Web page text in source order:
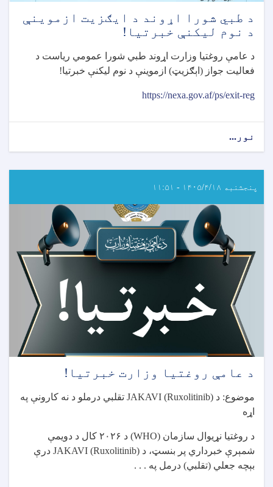
د طبي شورا اړوند د ایګزیت ازموینې
د نوم لیکنې خبرتیا!
د عامې روغتیا وزارت اړوند طبي شورا عمومي رياست د
فعاليت جواز (اېګزيټ) ازموينې د نوم ليکنې خبرتيا!
https://nexa.gov.af/ps/exit-reg
نور...
شورا
اړوند
ایګزیت
ازموینې
د
نوم
لیکنې
پنجشنبه ۱۴۰۵/۴/۱۸ - ۱۱:۵۱
د عامې روغتیا وزارت خبرتیا!
موضوع: د JAKAVI (Ruxolitinib) تقلبي درملو د نه کارونې په
اړه
د روغتیا نړیوال سازمان (WHO) د ۲۰۲۶ کال د دویمې
شمېرې خبرداري پر بنسټ، د JAKAVI (Ruxolitinib) درې
بېچه جعلي (تقلبي) درمل په . . .